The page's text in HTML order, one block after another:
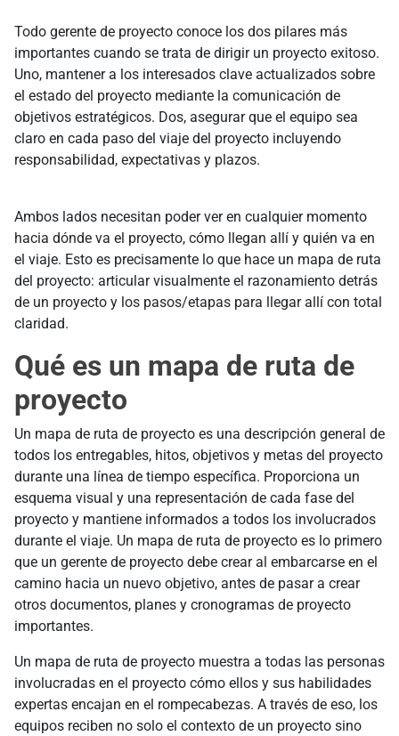
Todo gerente de proyecto conoce los dos pilares más
importantes cuando se trata de dirigir un proyecto exitoso.
Uno, mantener a los interesados clave actualizados sobre
el estado del proyecto mediante la comunicación de
objetivos estratégicos. Dos, asegurar que el equipo sea
claro en cada paso del viaje del proyecto incluyendo
responsabilidad, expectativas y plazos.
Ambos lados necesitan poder ver en cualquier momento
hacia dónde va el proyecto, cómo llegan allí y quién va en
el viaje. Esto es precisamente lo que hace un mapa de ruta
del proyecto: articular visualmente el razonamiento detrás
de un proyecto y los pasos/etapas para llegar allí con total
claridad.
Qué es un mapa de ruta de
proyecto
Un mapa de ruta de proyecto es una descripción general de
todos los entregables, hitos, objetivos y metas del proyecto
durante una línea de tiempo específica. Proporciona un
esquema visual y una representación de cada fase del
proyecto y mantiene informados a todos los involucrados
durante el viaje. Un mapa de ruta de proyecto es lo primero
que un gerente de proyecto debe crear al embarcarse en el
camino hacia un nuevo objetivo, antes de pasar a crear
otros documentos, planes y cronogramas de proyecto
importantes.
Un mapa de ruta de proyecto muestra a todas las personas
involucradas en el proyecto cómo ellos y sus habilidades
expertas encajan en el rompecabezas. A través de eso, los
equipos reciben no solo el contexto de un proyecto sino